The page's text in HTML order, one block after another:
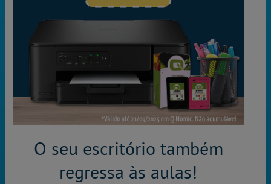
O seu escritório também
regressa às aulas!